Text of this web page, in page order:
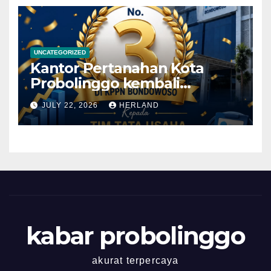
yang diselenggarakan oleh
Kantor Kementerian Agama
Kota Probolinggo
UNCATEGORIZED
Kantor Pertanahan Kota
Probolinggo kembali
memperoleh Prestasi yang
Membanggakan!
JULY 22, 2026 HERLAND
kabar probolinggo
akurat terpercaya